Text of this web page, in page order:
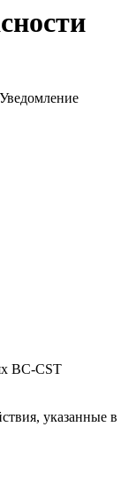
Уведомление
BC-CST
указанные в